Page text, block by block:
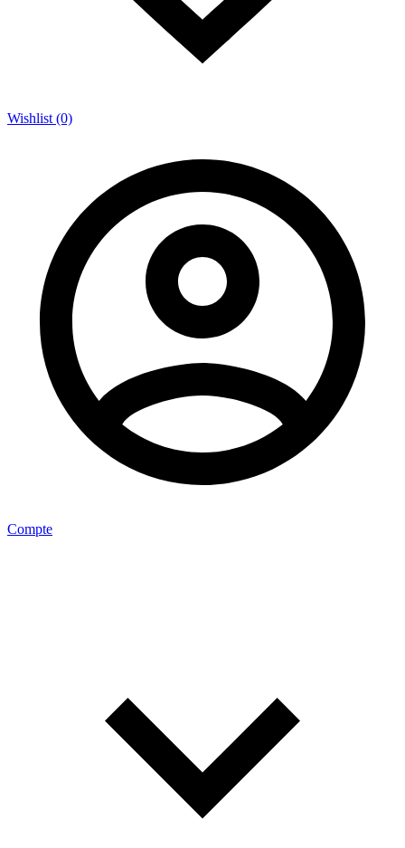
Wishlist (0)
Compte